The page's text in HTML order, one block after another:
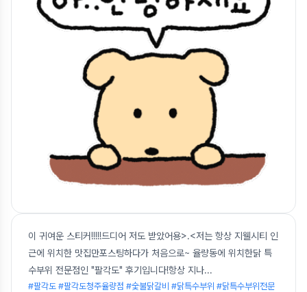
이 귀여운 스티커!!!!!드디어 저도 받았어용>.<저는 항상 지웰시티 인
근에 위치한 맛집만포스팅하다가 처음으로~ 율량동에 위치한닭 특
수부위 전문점인 "팔각도" 후기입니다!항상 지나...
#팔각도 #팔각도청주율량점 #숯불닭갈비 #닭특수부위 #닭특수부위전문